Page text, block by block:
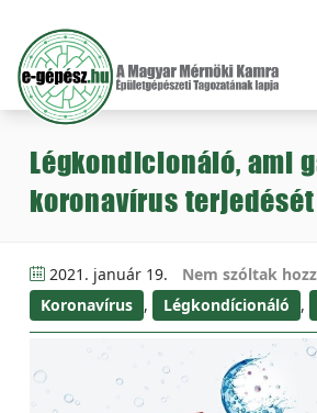
Légkondicionáló, ami
koronavírus terjedését
2021. január 19. Nem szóltak
Koronavírus , Légkondícionáló ,